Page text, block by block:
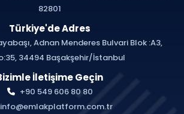
82801
Türkiye'de Adres
Adnan Menderes Bulvari Blok :A3,
34494 Başakşehir/İstanbul
İletişime Geçin
+90 549 606 80 80
info@emlakplatform.com.tr